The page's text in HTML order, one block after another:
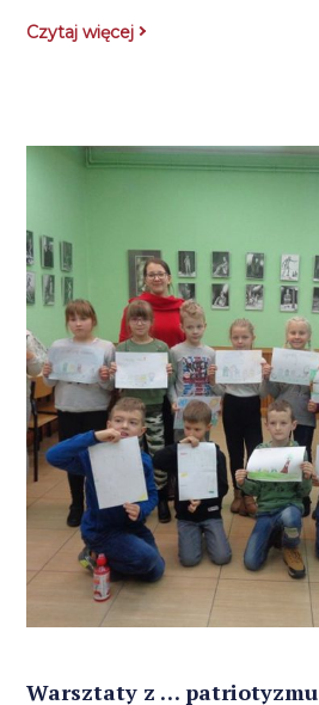
Czytaj więcej
Warsztaty z … patriotyzmu